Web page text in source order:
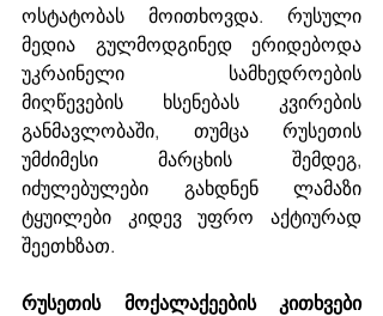
ოსტატობას მოითხოვდა. რუსული
მედია გულმოდგინედ ერიდებოდა
უკრაინელი სამხედროების
მიღწევების ხსენებას კვირების
განმავლობაში, თუმცა რუსეთის
უმძიმესი მარცხის შემდეგ,
იძულებულები გახდნენ ლამაზი
ტყუილები კიდევ უფრო აქტიურად
შეეთხზათ.
რუსეთის მოქალაქეების კითხვები